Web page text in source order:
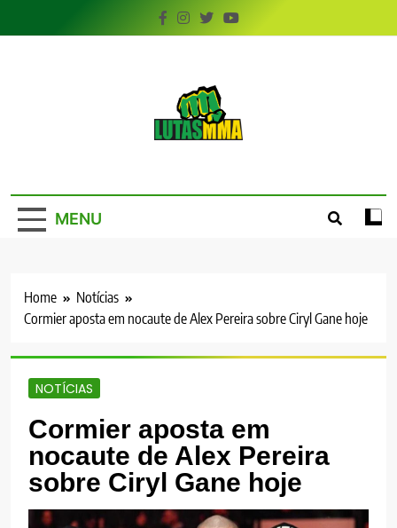
to
MENU
Home
Notícias
Cormier aposta em nocaute de Alex Pereira sobre Ciryl Gane hoje
NOTÍCIAS
Cormier aposta em
nocaute de Alex Pereira
sobre Ciryl Gane hoje